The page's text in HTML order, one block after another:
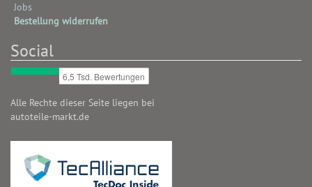
Jobs
Bestellung widerrufen
Social
Alle Rechte dieser Seite liegen bei
autoteile-markt.de